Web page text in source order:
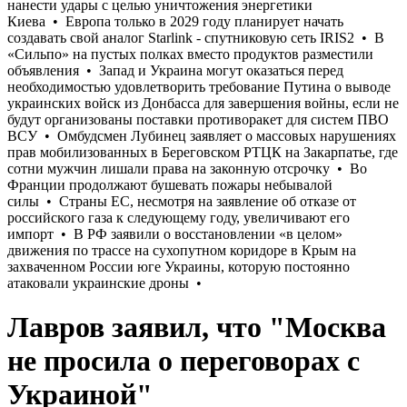
Лавров заявил, что "Москва
не просила о переговорах с
Украиной"